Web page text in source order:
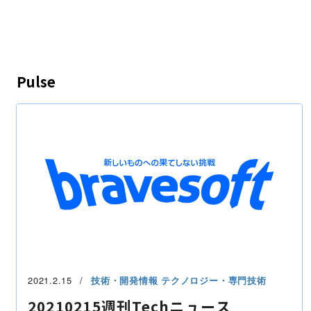
Pulse
2021.2.15 技術・開発情報 テクノロジー・専門技術
20210215週刊Techニュース